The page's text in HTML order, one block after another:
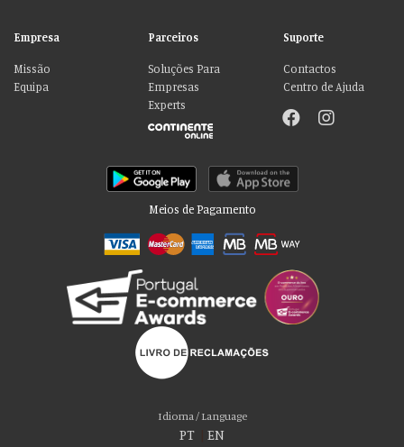
Empresa
Missão
Equipa
Parceiros
Soluções Para
Empresas
Experts
Suporte
Contactos
Centro de Ajuda
Meios de Pagamento
Idioma / Language
PT EN
Por favor aceite as nossas deliciosas
Usamos cookies para personalizar conteúdo e anúncios, fornecer recursos
de mídia social e analisar nosso tráfego. Também compartilhamos